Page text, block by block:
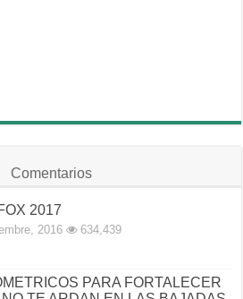
Comentarios
2017
2016 634,439
PARA FORTALECER